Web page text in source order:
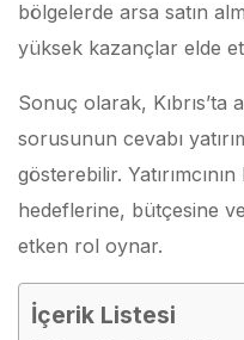
bölgelerde arsa satın
yüksek kazançlar elde
Sonuç olarak, Kıbrıs’ta
sorusunun cevabı
gösterebilir.
hedeflerine, bütçesine
etken rol oynar.
İçerik Listesi